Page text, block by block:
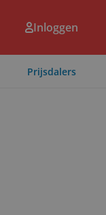
Inloggen
Prijsdalers